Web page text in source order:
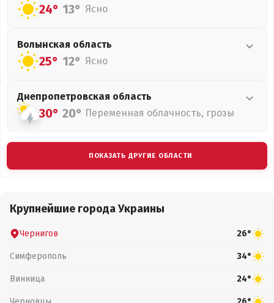
24° 13° Ясно
Волынская область
25° 12° Ясно
Днепропетровская область
30° 20° Переменная облачность, грозы
ПОКАЗАТЬ ДРУГИЕ ОБЛАСТИ
Крупнейшие города Украины
Чернигов 26°
Симферополь 34°
Винница 24°